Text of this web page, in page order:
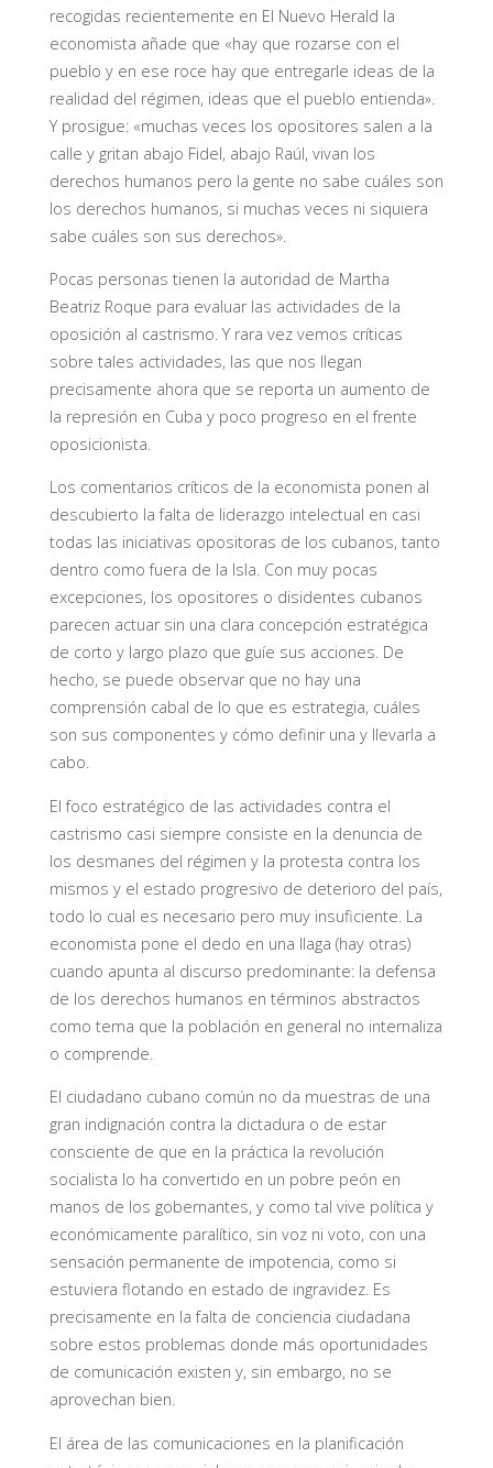
recogidas recientemente en El Nuevo Herald la
economista añade que «hay que rozarse con el
pueblo y en ese roce hay que entregarle ideas de la
realidad del régimen, ideas que el pueblo entienda».
Y prosigue: «muchas veces los opositores salen a la
calle y gritan abajo Fidel, abajo Raúl, vivan los
derechos humanos pero la gente no sabe cuáles son
los derechos humanos, si muchas veces ni siquiera
sabe cuáles son sus derechos».
Pocas personas tienen la autoridad de Martha
Beatriz Roque para evaluar las actividades de la
oposición al castrismo. Y rara vez vemos críticas
sobre tales actividades, las que nos llegan
precisamente ahora que se reporta un aumento de
la represión en Cuba y poco progreso en el frente
oposicionista.
Los comentarios críticos de la economista ponen al
descubierto la falta de liderazgo intelectual en casi
todas las iniciativas opositoras de los cubanos, tanto
dentro como fuera de la Isla. Con muy pocas
excepciones, los opositores o disidentes cubanos
parecen actuar sin una clara concepción estratégica
de corto y largo plazo que guíe sus acciones. De
hecho, se puede observar que no hay una
comprensión cabal de lo que es estrategia, cuáles
son sus componentes y cómo definir una y llevarla a
cabo.
El foco estratégico de las actividades contra el
castrismo casi siempre consiste en la denuncia de
los desmanes del régimen y la protesta contra los
mismos y el estado progresivo de deterioro del país,
todo lo cual es necesario pero muy insuficiente. La
economista pone el dedo en una llaga (hay otras)
cuando apunta al discurso predominante: la defensa
de los derechos humanos en términos abstractos
como tema que la población en general no internaliza
o comprende.
El ciudadano cubano común no da muestras de una
gran indignación contra la dictadura o de estar
consciente de que en la práctica la revolución
socialista lo ha convertido en un pobre peón en
manos de los gobernantes, y como tal vive política y
económicamente paralítico, sin voz ni voto, con una
sensación permanente de impotencia, como si
estuviera flotando en estado de ingravidez. Es
precisamente en la falta de conciencia ciudadana
sobre estos problemas donde más oportunidades
de comunicación existen y, sin embargo, no se
aprovechan bien.
El área de las comunicaciones en la planificación